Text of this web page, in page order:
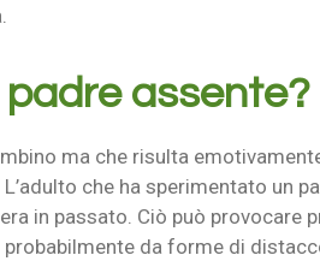
assente?
ma che risulta
che ha sperimentato un
in passato. Ciò può provocare
da forme di